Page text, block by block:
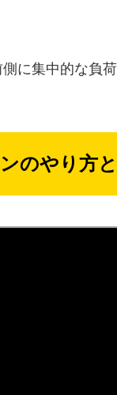
に集中的な負
のやり方